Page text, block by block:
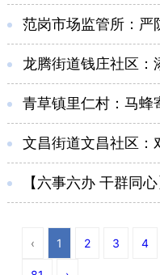
范岗市场监管所：严防涉老
龙腾街道钱庄社区：添置便民设
青草镇里仁村：马蜂寄人“
文昌街道文昌社区：对接爱
【六事六办 干群同心】龙腾街道向前村：
‹ 1 2 3 4